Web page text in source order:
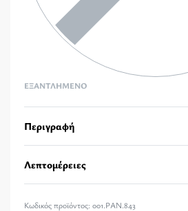
ΕΞΑΝΤΛΗΜΈΝΟ
Περιγραφή
Λεπτομέρειες
001.PAN.843